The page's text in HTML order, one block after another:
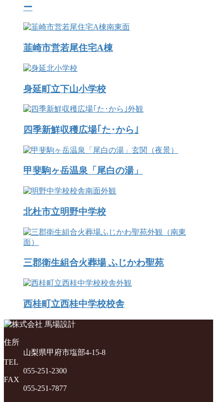
ー
韮崎市営若尾住宅A棟
身延町立下山小学校
四季新鮮収穫広場｢た･から｣
甲斐駒ヶ岳温泉「尾白の湯」
北杜市立明野中学校
三郡衛生組合火葬場 ふじかわ聖苑
西桂町立西桂中学校校舎
住所
山梨県甲府市塩部4-15-8
TEL
055-251-2300
FAX
055-251-7877